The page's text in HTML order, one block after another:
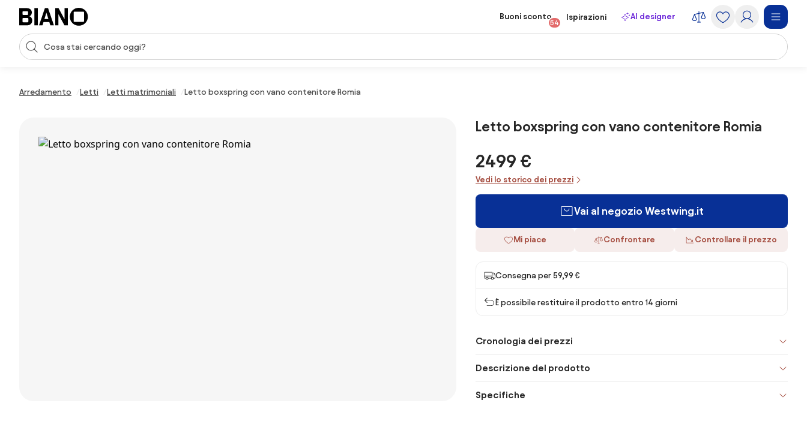
Salta la navigazione, vai al contenuto
Input della ricerca
Buoni sconto
54
Ispirazioni AI designer
Arredamento Letti Letti matrimoniali Letto boxspring con vano contenitore Romia
Letto boxspring con vano contenitore Romia
2499 €
Vedi lo storico dei prezzi
Vai al negozio Westwing.it
Mi piace Confrontare Controllare il prezzo
Consegna per 59,99 €
È possibile restituire il prodotto entro 14 giorni
Cronologia dei prezzi
Descrizione del prodotto
Specifiche